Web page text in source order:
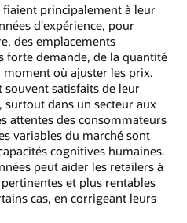
principalement à leur
d'expérience, pour
des emplacements
forte demande, de la quantité
moment où ajuster les prix.
souvent satisfaits de leur
dans un secteur aux
attentes des consommateurs
variables du marché sont
cognitives humaines.
peut aider les retailers à
et plus rentables
cas, en corrigeant leurs